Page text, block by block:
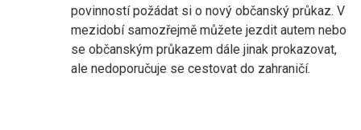
povinností požádat si o nový občanský průkaz. V
mezidobí samozřejmě můžete jezdit autem nebo
se občanským průkazem dále jinak prokazovat,
ale nedoporučuje se cestovat do zahraničí.